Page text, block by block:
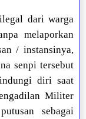
dari warga
melaporkan
/ instansinya,
senpi tersebut
diri saat
Militer
sebagai